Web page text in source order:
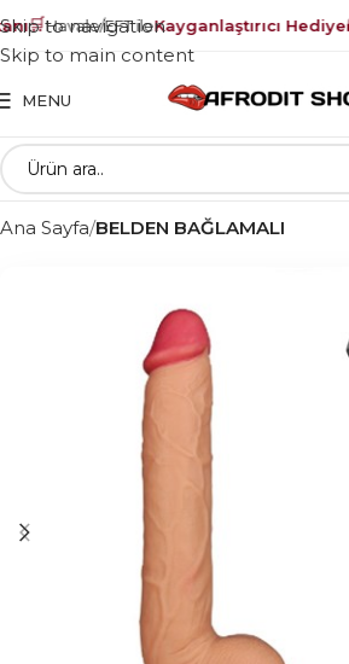
🛒Havale/EFT ileKayganlaştırıcı Hediye🔐
Skip to navigation
Skip to main content
MENU
Ana Sayfa BELDEN BAĞLAMALI